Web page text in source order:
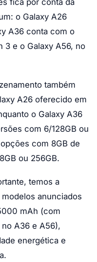
fica por conta da
o Galaxy A26
A36 conta com o
3 e o Galaxy A56, no
também
A26 oferecido em
o Galaxy A36
com 6/128GB ou
com 8GB de
ou 256GB.
temos a
anunciados
mAh (com
A36 e A56),
energética e